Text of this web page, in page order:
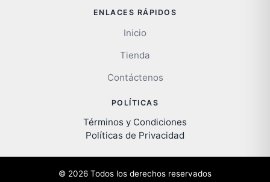
ENLACES RÁPIDOS
Inicio
Tienda
Contáctenos
POLÍTICAS
Términos y Condiciones
Políticas de Privacidad
© 2026 Todos los derechos reservados